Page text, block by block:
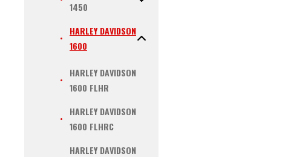
1450
HARLEY DAVIDSON
1600
HARLEY DAVIDSON
1600 FLHR
HARLEY DAVIDSON
1600 FLHRC
HARLEY DAVIDSON